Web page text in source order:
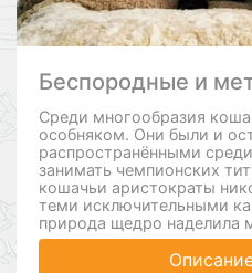
Беспородные и
Среди многообразия
особняком. Они были и
распространёнными
занимать чемпионских
кошачьи аристократы
теми исключительными
природа щедро наделила